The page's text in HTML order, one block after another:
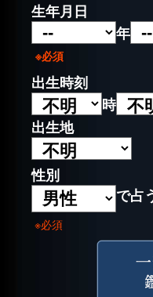
生年月日
年
※必須
出生時刻
時
出生地
性別
で占
※必須